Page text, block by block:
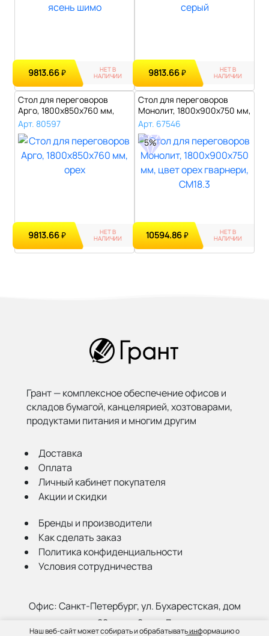
Наш веб-сайт может собирать и обрабатывать информацию о
9813.66₽ НЕТ В
НАЛИЧИИ 9813.66₽ НЕТ В
НАЛИЧИИ
Стол для переговоров
Арго, 1800х850х760 мм,
орех..
Арт. 80597
9813.66₽ НЕТ В
НАЛИЧИИ
Стол для переговоров
Монолит, 1800х900х750 мм,
цвет оре..
Арт. 67546
5%
10594.86₽ НЕТ В
НАЛИЧИИ
Грант — комплексное обеспечение офисов и
складов бумагой, канцелярией, хозтоварами,
продуктами питания и многим другим
Доставка
Оплата
Личный кабинет покупателя
Акции и скидки
Бренды и производители
Как сделать заказ
Политика конфиденциальности
Условия сотрудничества
Офис:Санкт-Петербург, ул. Бухарестская, дом
22, корп. 2, лит Д